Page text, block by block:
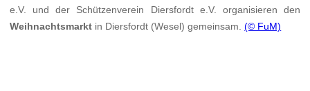
e.V. und der Schützenverein Diersfordt e.V. organisieren den
Weihnachtsmarkt in Diersfordt (Wesel) gemeinsam.(© FuM)